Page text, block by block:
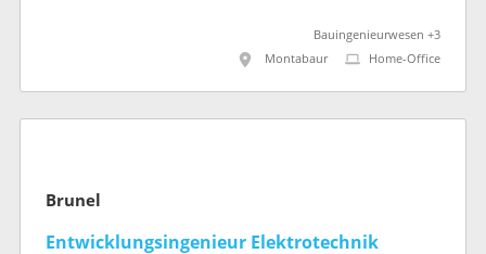
Bauingenieurwesen +3
Montabaur
Home-Office
Brunel
Entwicklungsingenieur Elektrotechnik